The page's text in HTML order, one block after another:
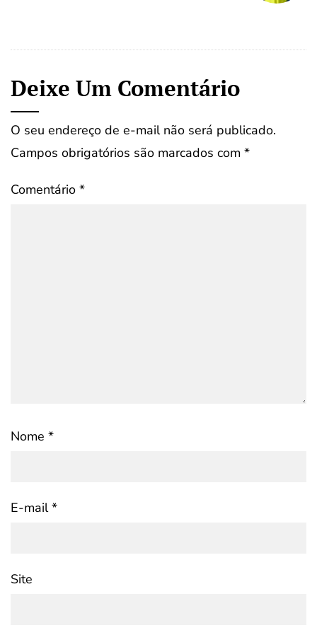
Deixe Um Comentário
O seu endereço de e-mail não será publicado.
Campos obrigatórios são marcados com *
Comentário *
Nome *
E-mail*
Site